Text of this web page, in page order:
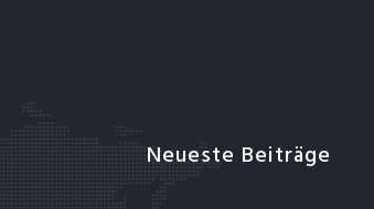
Neueste Beiträge